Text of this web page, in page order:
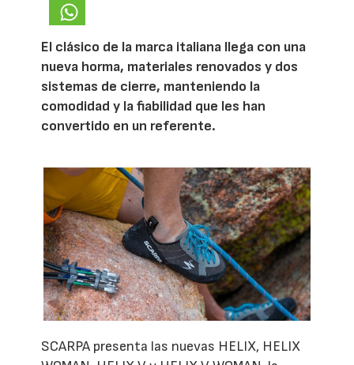
El clásico de la marca italiana llega con una
nueva horma, materiales renovados y dos
sistemas de cierre, manteniendo la
comodidad y la fiabilidad que les han
convertido en un referente.
SCARPA presenta las nuevas HELIX, HELIX